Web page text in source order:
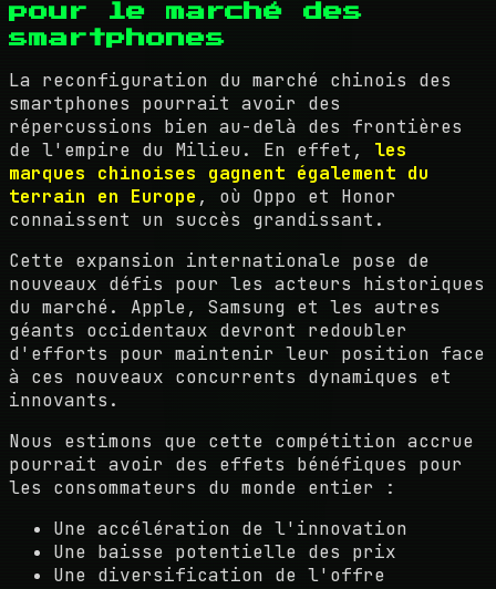
pour le marché des
smartphones
La reconfiguration du marché chinois des
smartphones pourrait avoir des
répercussions bien au-delà des frontières
de l'empire du Milieu. En effet, les
marques chinoises gagnent également du
terrain en Europe , où Oppo et Honor
connaissent un succès grandissant.
Cette expansion internationale pose de
nouveaux défis pour les acteurs historiques
du marché. Apple, Samsung et les autres
géants occidentaux devront redoubler
d'efforts pour maintenir leur position face
à ces nouveaux concurrents dynamiques et
innovants.
Nous estimons que cette compétition accrue
pourrait avoir des effets bénéfiques pour
les consommateurs du monde entier :
Une accélération de l'innovation
Une baisse potentielle des prix
Une diversification de l'offre